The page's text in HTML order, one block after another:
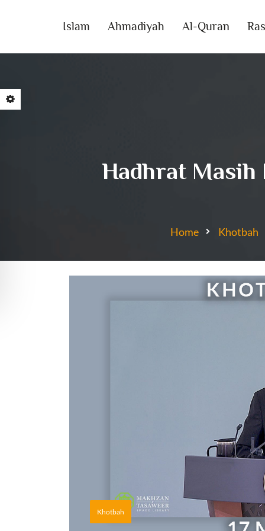
Islam Ahmadiyah Al-Quran
Hadhrat Masih
Home Khotbah
Khotbah